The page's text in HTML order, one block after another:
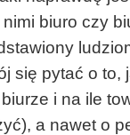
biuro czy
się pytać o to,
i na ile
a nawet o